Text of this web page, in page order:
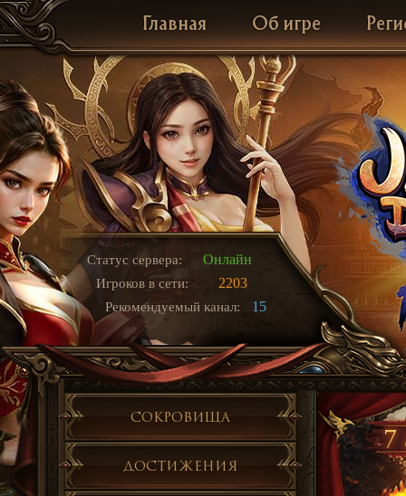
Главная Об игре
Статус сервера: Онлайн
Игроков в сети: 2203
Рекомендуемый канал: 15
Сокровища
Достижения
7